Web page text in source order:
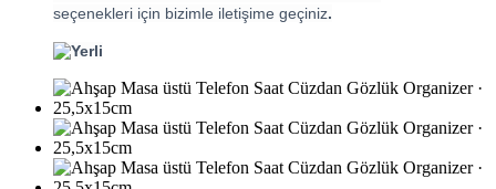
seçenekleri için bizimle iletişime geçiniz.